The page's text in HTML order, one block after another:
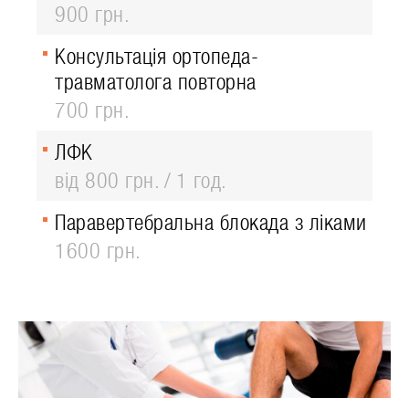
900 грн.
Консультація ортопеда-
травматолога повторна
700 грн.
ЛФК
від 800 грн.
1 год.
Паравертебральна блокада з ліками
1600 грн.